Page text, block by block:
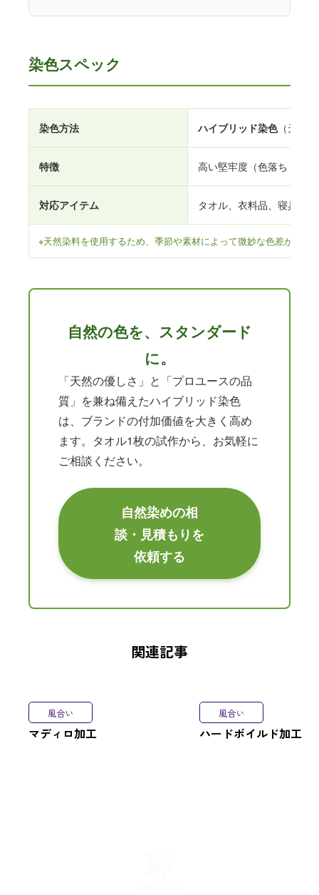
染色スペック
染色方法 ハイブリッド染色（天然
特徴 高い堅牢度（色落ち・変
対応アイテム タオル、衣料品、寝具、
※天然染料を使用するため、季節や素材によって微妙な色差が生
自然の色を、スタンダード
に。
「天然の優しさ」と「プロユースの品
質」を兼ね備えたハイブリッド染色
は、ブランドの付加価値を大きく高め
ます。タオル1枚の試作から、お気軽に
ご相談ください。
自然染めの相
談・見積もりを
依頼する
関連記事
風合い
マディロ加工
風合い
ハードボイルド加工